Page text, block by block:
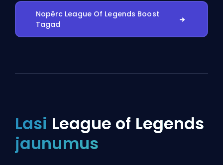
Nopērc League Of Legends Boost
Tagad
Lasi League of Legends
jaunumus